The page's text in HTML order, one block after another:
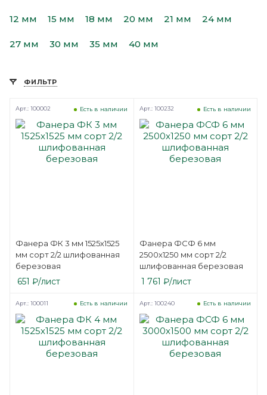
12 мм 15 мм 18 мм 20 мм 21 мм 24 мм
27 мм 30 мм 35 мм 40 мм
ФИЛЬТР
Фанера ФК 3 мм 1525х1525
мм сорт 2/2 шлифованная
березовая
Есть в наличии
Арт.: 100002
651 ₽/лист
Фанера ФСФ 6 мм
2500х1250 мм сорт 2/2
шлифованная березовая
Есть в наличии
Арт.: 100232
1 761 ₽/лист
Есть в наличии
Арт.: 100011 Есть в наличии
Арт.: 100240